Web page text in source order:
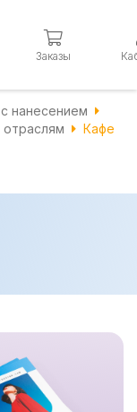
Заказы
нанесением
отраслям
Кафе